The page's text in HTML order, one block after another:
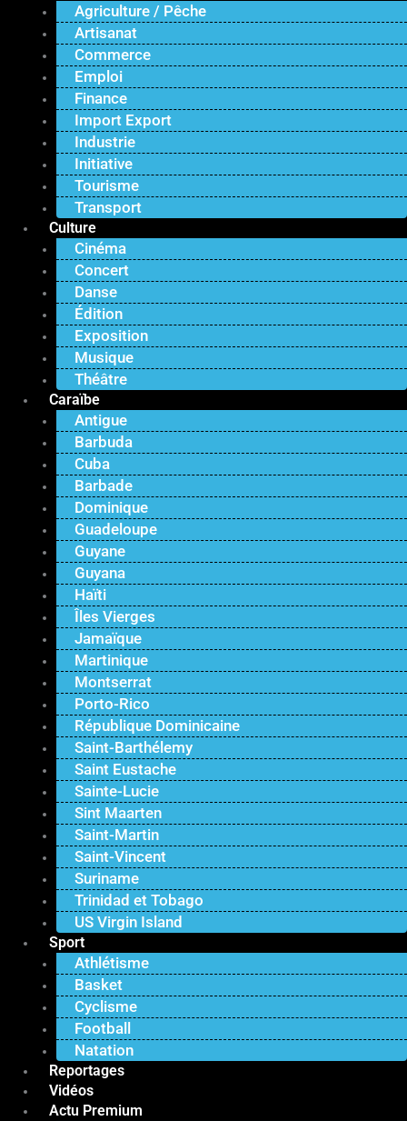
Agriculture / Pêche
Artisanat
Commerce
Emploi
Finance
Import Export
Industrie
Initiative
Tourisme
Transport
Culture
Cinéma
Concert
Danse
Édition
Exposition
Musique
Théâtre
Caraïbe
Antigue
Barbuda
Cuba
Barbade
Dominique
Guadeloupe
Guyane
Guyana
Haïti
Îles Vierges
Jamaïque
Martinique
Montserrat
Porto-Rico
République Dominicaine
Saint-Barthélemy
Saint Eustache
Sainte-Lucie
Sint Maarten
Saint-Martin
Saint-Vincent
Suriname
Trinidad et Tobago
US Virgin Island
Sport
Athlétisme
Basket
Cyclisme
Football
Natation
Reportages
Vidéos
Actu Premium